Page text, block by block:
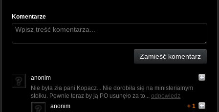
Komentarze
Zamieść komentarz
anonim
Nie była zła pani Kopacz... Nie dorobiła się na ministerialnym
stołku. Pewnie teraz by ją PO usunęło za to... odpowiedz
anonim
+ 1